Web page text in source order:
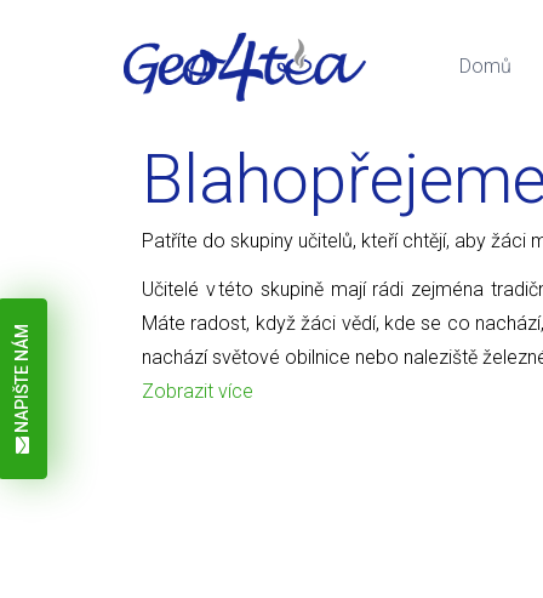
Domů
NAPIŠTE NÁM
Patříte do skupiny učitelů, kteří chtějí, aby
Učitelé v této skupině mají rádi zejména
Máte radost, když žáci vědí, kde se co
nachází světové obilnice nebo naleziště
Zobrazit více